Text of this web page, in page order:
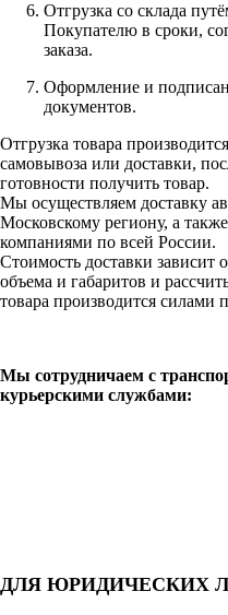
Отгрузка со склада
Покупателю в сроки,
заказа.
Оформление и
документов.
Отгрузка товара
самовывоза или доставки,
готовности получить товар.
Мы осуществляем доставку
Московскому региону, а
компаниями по всей России.
Стоимость доставки зависит
объема и габаритов и
товара производится силами
Мы сотрудничаем с
курьерскими службами:
ДЛЯ ЮРИДИЧЕСКИХ